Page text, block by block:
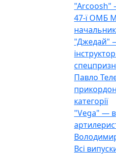
"Arcoosh"
47-ї ОМБ
"Джедай"
Павло
категорії
"Vega" —
Всі